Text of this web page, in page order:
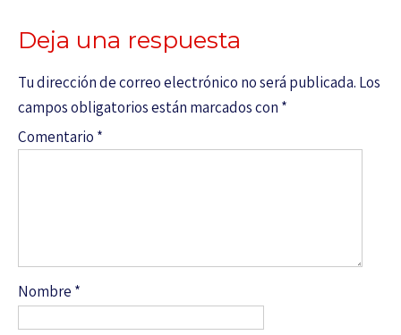
Deja una respuesta
Tu dirección de correo electrónico no será publicada. Los
campos obligatorios están marcados con *
Comentario *
Nombre *